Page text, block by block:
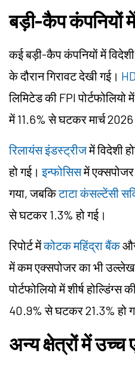
बड़ी-कैप कंपनियों
कई बड़ी-कैप कंपनियों में
के दौरान गिरावट देखी गई।
लिमिटेड की FPI पोर्टफोलियो
में 11.6% से घटकर मार्च
रिलायंस इंडस्ट्रीजमें विदेशी
हो गई।इन्फोसिसमें
गया, जबकिटाटा कंसल्टेंसी
से घटकर 1.3% हो गई।
रिपोर्ट मेंकोटक महिंद्रा बैंक
में कम एक्सपोजर का भी
पोर्टफोलियो में शीर्ष
40.9% से घटकर 21.3% हो
अन्य क्षेत्रों में उच्च